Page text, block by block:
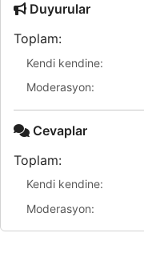
Duyurular
Toplam:
Kendi kendine:
Moderasyon:
Cevaplar
Toplam:
Kendi kendine:
Moderasyon: